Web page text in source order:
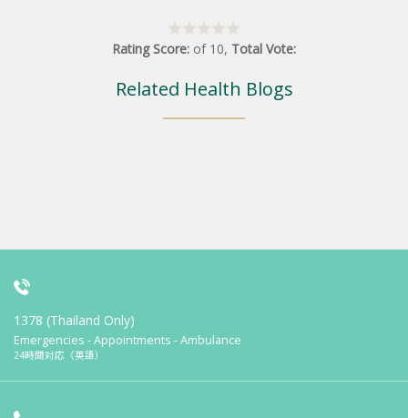
Rating Score: of 10, Total Vote:
Related Health Blogs
1378 (Thailand Only)
Emergencies - Appointments - Ambulance
24時間対応（英語）